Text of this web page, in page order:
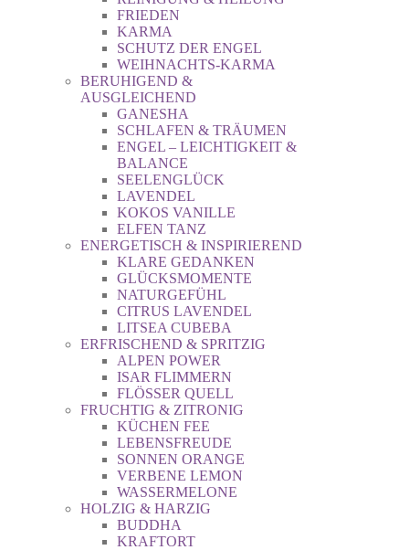
FRIEDEN
KARMA
SCHUTZ DER ENGEL
WEIHNACHTS-KARMA
BERUHIGEND &
AUSGLEICHEND
GANESHA
SCHLAFEN & TRÄUMEN
ENGEL – LEICHTIGKEIT &
BALANCE
SEELENGLÜCK
LAVENDEL
KOKOS VANILLE
ELFEN TANZ
ENERGETISCH & INSPIRIEREND
KLARE GEDANKEN
GLÜCKSMOMENTE
NATURGEFÜHL
CITRUS LAVENDEL
LITSEA CUBEBA
ERFRISCHEND & SPRITZIG
ALPEN POWER
ISAR FLIMMERN
FLÖSSER QUELL
FRUCHTIG & ZITRONIG
KÜCHEN FEE
LEBENSFREUDE
SONNEN ORANGE
VERBENE LEMON
WASSERMELONE
HOLZIG & HARZIG
BUDDHA
KRAFTORT